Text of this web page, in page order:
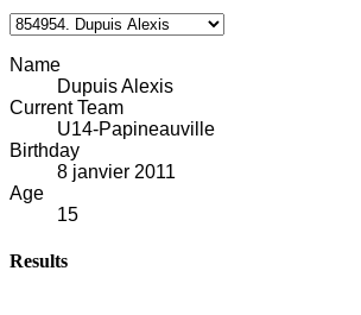
Name
Dupuis Alexis
Current Team
U14-Papineauville
Birthday
8 janvier 2011
Age
15
Results